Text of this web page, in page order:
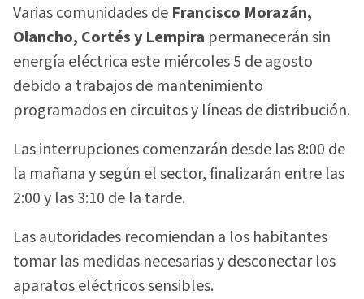
Varias comunidades de Francisco Morazán,
Olancho, Cortés y Lempira permanecerán sin
energía eléctrica este miércoles 5 de agosto
debido a trabajos de mantenimiento
programados en circuitos y líneas de distribución.
Las interrupciones comenzarán desde las 8:00 de
la mañana y según el sector, finalizarán entre las
2:00 y las 3:10 de la tarde.
Las autoridades recomiendan a los habitantes
tomar las medidas necesarias y desconectar los
aparatos eléctricos sensibles.